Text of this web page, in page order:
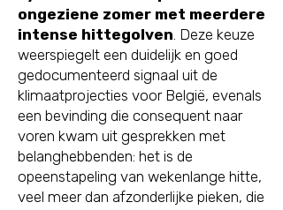
ongeziene zomer met meerdere
intense hittegolven. Deze keuze
weerspiegelt een duidelijk en goed
gedocumenteerd signaal uit de
klimaatprojecties voor België, evenals
een bevinding die consequent naar
voren kwam uit gesprekken met
belanghebbenden: het is de
opeenstapeling van wekenlange hitte,
veel meer dan afzonderlijke pieken, die